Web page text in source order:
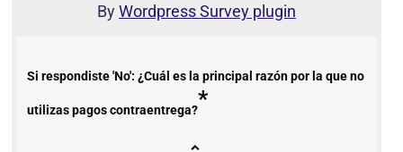
ByWordpress Survey plugin
Si respondiste 'No': ¿Cuál es la principal razón por la que no
utilizas pagos contraentrega?*